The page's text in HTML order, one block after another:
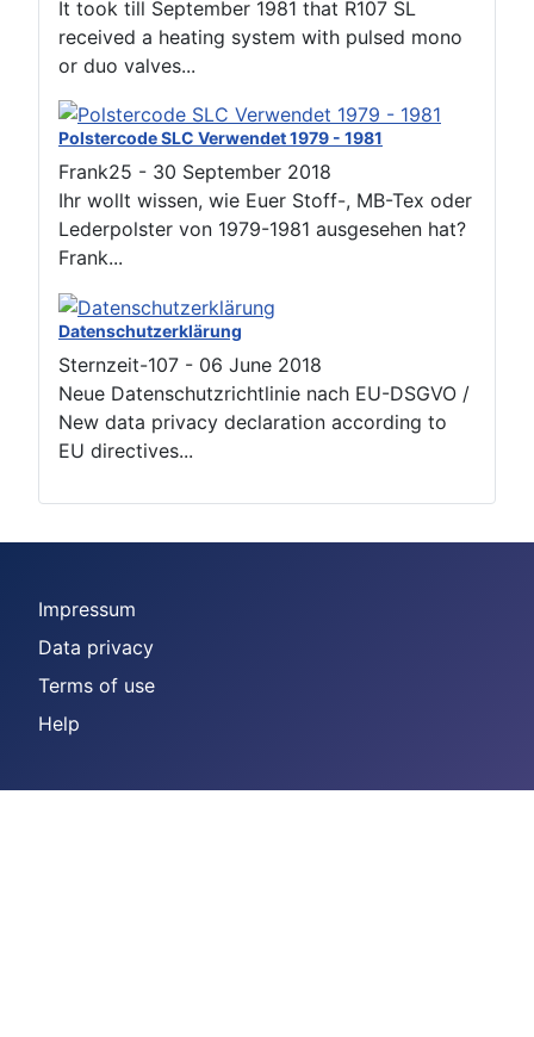
It took till September 1981 that R107 SL
received a heating system with pulsed mono
or duo valves...
Polstercode SLC Verwendet 1979 - 1981
Frank25 - 30 September 2018
Ihr wollt wissen, wie Euer Stoff-, MB-Tex oder
Lederpolster von 1979-1981 ausgesehen hat?
Frank...
Datenschutzerklärung
Sternzeit-107 - 06 June 2018
Neue Datenschutzrichtlinie nach EU-DSGVO /
New data privacy declaration according to
EU directives...
Impressum
Data privacy
Terms of use
Help